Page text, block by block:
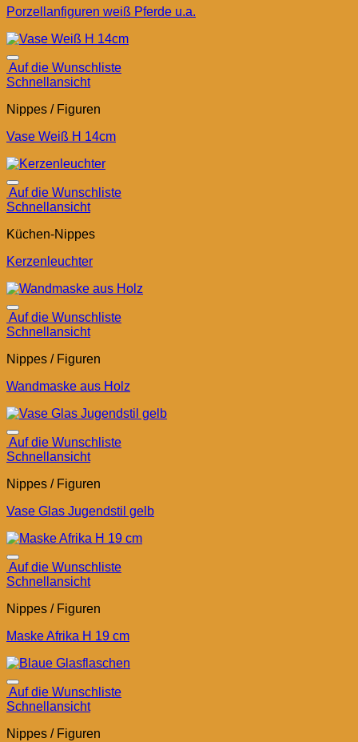
Porzellanfiguren weiß Pferde u.a.
Auf die Wunschliste
Schnellansicht
Nippes / Figuren
Vase Weiß H 14cm
Auf die Wunschliste
Schnellansicht
Küchen-Nippes
Kerzenleuchter
Auf die Wunschliste
Schnellansicht
Nippes / Figuren
Wandmaske aus Holz
Auf die Wunschliste
Schnellansicht
Nippes / Figuren
Vase Glas Jugendstil gelb
Auf die Wunschliste
Schnellansicht
Nippes / Figuren
Maske Afrika H 19 cm
Auf die Wunschliste
Schnellansicht
Nippes / Figuren